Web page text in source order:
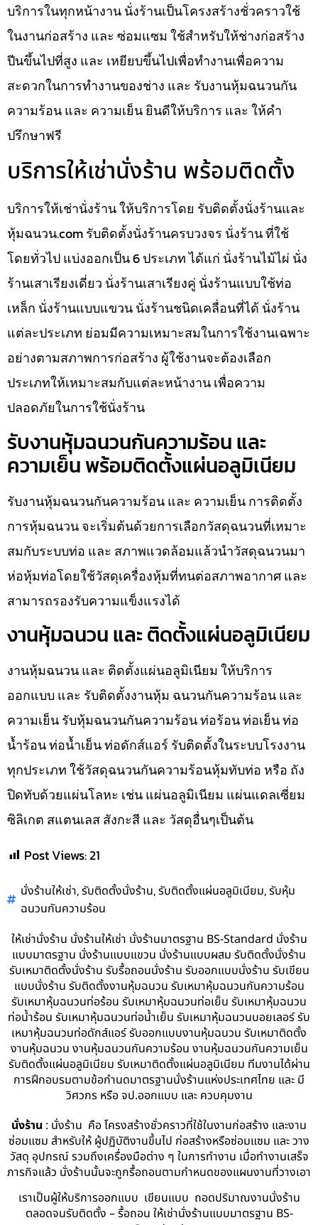
บริการในทุกหน้างาน นั่งร้านเป็นโครงสร้างชั่วคราวใช้
ในงานก่อสร้าง และ ซ่อมแซม ใช้สำหรับให้ช่างก่อสร้าง
ปีนขึ้นไปที่สูง และ เหยียบขึ้นไปเพื่อทำงานเพื่อความ
สะดวกในการทำงานของช่าง และ รับงานหุ้มฉนวนกัน
ความร้อน และ ความเย็น ยินดีให้บริการ และ ให้คำ
ปรึกษาฟรี
บริการให้เช่านั่งร้าน พร้อมติดตั้ง
บริการให้เช่านั่งร้าน ให้บริการโดย รับติดตั้งนั่งร้านและ
หุ้มฉนวน.com รับติดตั้งนั่งร้านครบวงจร นั่งร้าน ที่ใช้
โดยทั่วไป แบ่งออกเป็น 6 ประเภท ได้แก่ นั่งร้านไม้ไผ่ นั่ง
ร้านเสาเรียงเดี่ยว นั่งร้านเสาเรียงคู่ นั่งร้านแบบใช้ท่อ
เหล็ก นั่งร้านแบบแขวน นั่งร้านชนิดเคลื่อนที่ได้ นั่งร้าน
แต่ละประเภท ย่อมมีความเหมาะสมในการใช้งานเฉพาะ
อย่างตามสภาพการก่อสร้าง ผู้ใช้งานจะต้องเลือก
ประเภทให้เหมาะสมกับแต่ละหน้างาน เพื่อความ
ปลอดภัยในการใช้นั่งร้าน
รับงานหุ้มฉนวนกันความร้อน และ
ความเย็น พร้อมติดตั้งแผ่นอลูมิเนียม
รับงานหุ้มฉนวนกันความร้อน และ ความเย็น การติดตั้ง
การหุ้มฉนวน จะเริ่มต้นด้วยการเลือกวัสดุฉนวนที่เหมาะ
สมกับระบบท่อ และ สภาพแวดล้อมแล้วนำวัสดุฉนวนมา
ห่อหุ้มท่อโดยใช้วัสดุเครื่องหุ้มที่ทนต่อสภาพอากาศ และ
สามารถรองรับความแข็งแรงได้
งานหุ้มฉนวน และ ติดตั้งแผ่นอลูมิเนียม
งานหุ้มฉนวน และ ติดตั้งแผ่นอลูมิเนียม ให้บริการ
ออกแบบ และ รับติดตั้งงานหุ้ม ฉนวนกันความร้อน และ
ความเย็น รับหุ้มฉนวนกันความร้อน ท่อร้อน ท่อเย็น ท่อ
น้ำร้อน ท่อน้ำเย็น ท่อดักส์แอร์ รับติดตั้งในระบบโรงงาน
ทุกประเภท ใช้วัสดุฉนวนกันความร้อนหุ้มทับท่อ หรือ ถัง
ปิดทับด้วยแผ่นโลหะ เช่น แผ่นอลูมิเนียม แผ่นแดลเซี่ยม
ซิลิเกต สแตนเลส สังกะสี และ วัสดุอื่นๆเป็นต้น
Post Views:21
นั่งร้านให้เช่า,รับติดตั้งนั่งร้าน,รับติดตั้งแผ่นอลูมิเนียม,รับหุ้ม
ฉนวนกันความร้อน
ให้เช่านั่งร้าน นั่งร้านให้เช่า นั่งร้านมาตรฐาน BS-Standard นั่งร้าน
แบบมาตรฐาน นั่งร้านแบบแขวน นั่งร้านแบบผสม รับติดตั้งนั่งร้าน
รับเหมาติดตั้งนั่งร้าน รับรื้อถอนนั่งร้าน รับออกแบบนั่งร้าน รับเขียน
แบบนั่งร้าน รับติดตั้งงานหุ้มฉนวน รับเหมาหุ้มฉนวนกันความร้อน
รับเหมาหุ้มฉนวนท่อร้อน รับเหมาหุ้มฉนวนท่อเย็น รับเหมาหุ้มฉนวน
ท่อน้ำร้อน รับเหมาหุ้มฉนวนท่อน้ำเย็น รับเหมาหุ้มฉนวนบอยเลอร์ รับ
เหมาหุ้มฉนวนท่อดักส์แอร์ รับออกแบบงานหุ้มฉนวน รับเหมาติดตั้ง
งานหุ้มฉนวน งานหุ้มฉนวนกันความร้อน งานหุ้มฉนวนกันความเย็น
รับติดตั้งแผ่นอลูมิเนียม รับเหมาติดตั้งแผ่นอลูมิเนียม ทีมงานได้ผ่าน
การฝึกอบรมตามข้อกำนดมาตรฐานนั่งร้านแห่งประเทศไทย และ มี
วิศวกร หรือ จป.ออกแบบ และ ควบคุมงาน
นั่งร้าน : นั่งร้าน คือ โครงสร้างชั่วคราวที่ใช้ในงานก่อสร้าง และงาน
ซ่อมแซม สำหรับให้ ผู้ปฏิบัติงานขึ้นไป ก่อสร้างหรือซ่อมแซม และ วาง
วัสดุ อุปกรณ์ รวมถึงเครื่องมือต่าง ๆ ในการทำงาน เมื่อทำงานเสร็จ
ภารกิจแล้ว นั่งร้านนั้นจะถูกรื้อถอนตามกำหนดของแผนงานที่วางเอา
เราเป็นผู้ให้บริการออกแบบ เขียนแบบ ถอดปริมาณงานนั่งร้าน
ตลอดจนรับติดตั้ง – รื้อถอน ให้เช่านั่งร้านแบบมาตรฐาน BS-